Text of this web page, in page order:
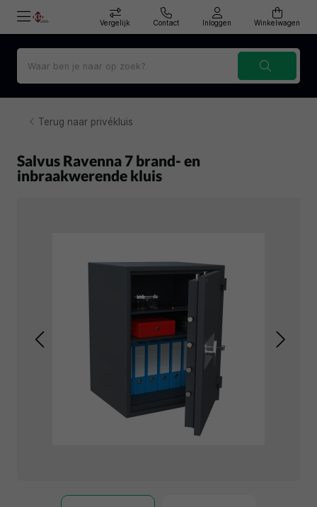
Vergelijk Contact Inloggen Winkelwagen
Terug naar privékluis
Salvus Ravenna 7 brand- en
inbraakwerende kluis